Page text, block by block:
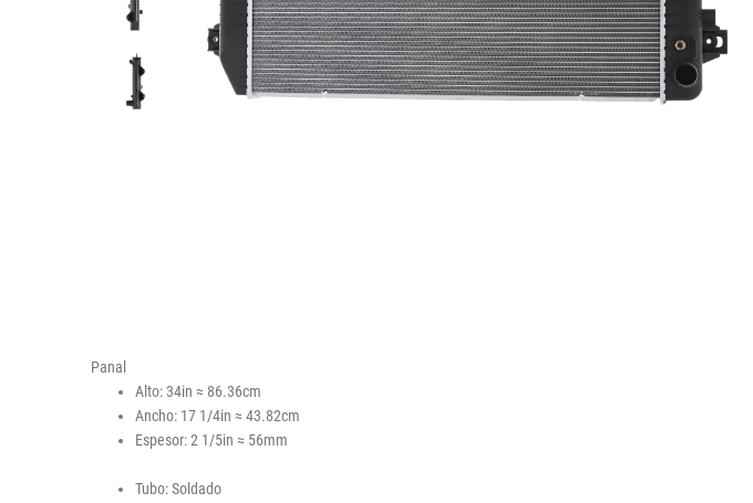
Panal
Alto: 34in ≈ 86.36cm
Ancho: 17 1/4in ≈ 43.82cm
Espesor: 2 1/5in ≈ 56mm
Tubo: Soldado